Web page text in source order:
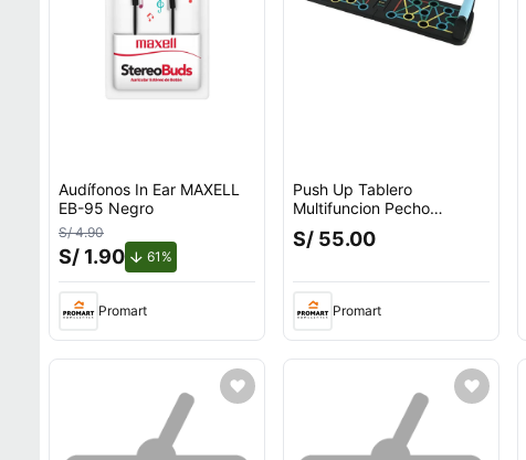
Audífonos In Ear MAXELL
EB-95 Negro
S/ 4.90
S/ 1.90 61%
Promart
Push Up Tablero
Multifuncion Pecho
Espalda Hombros Triceps
S/ 55.00
Promart